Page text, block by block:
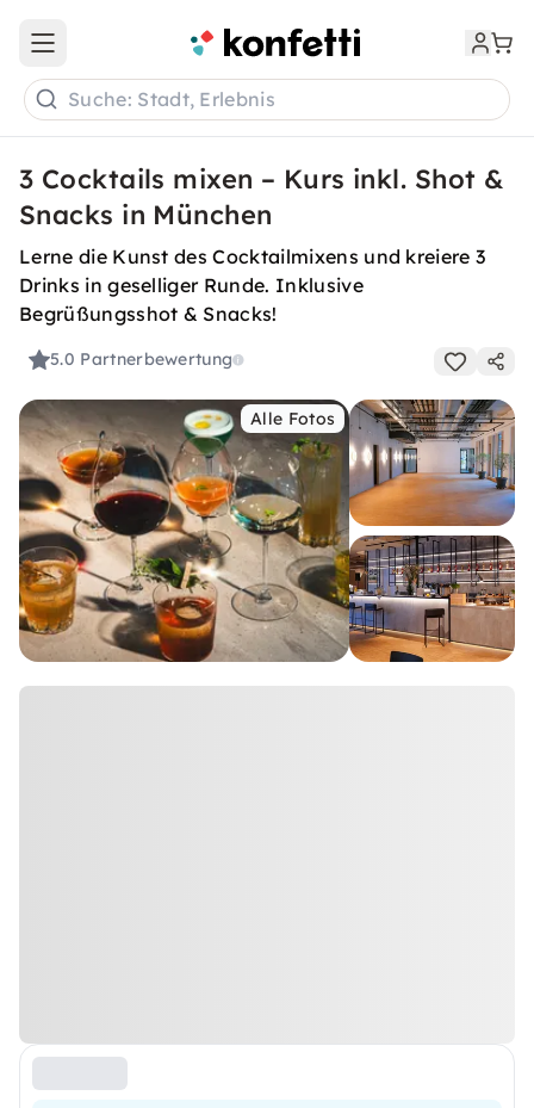
Open main menu
Suche: Stadt, Erlebnis
3 Cocktails mixen – Kurs inkl. Shot &
Snacks in München
Lerne die Kunst des Cocktailmixens und kreiere 3
Drinks in geselliger Runde. Inklusive
Begrüßungsshot & Snacks!
5.0 Partnerbewertung
Alle Fotos